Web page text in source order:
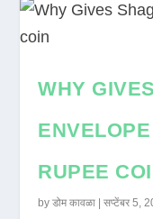
WHY
RUPEE
byडोम कावळा |सप्टेंबर 5,